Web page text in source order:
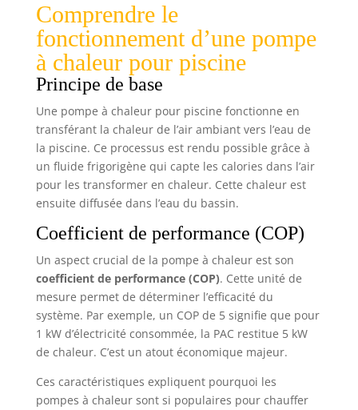
Comprendre le
fonctionnement d’une pompe
à chaleur pour piscine
Principe de base
Une pompe à chaleur pour piscine fonctionne en
transférant la chaleur de l’air ambiant vers l’eau de
la piscine. Ce processus est rendu possible grâce à
un fluide frigorigène qui capte les calories dans l’air
pour les transformer en chaleur. Cette chaleur est
ensuite diffusée dans l’eau du bassin.
Coefficient de performance (COP)
Un aspect crucial de la pompe à chaleur est son
coefficient de performance (COP). Cette unité de
mesure permet de déterminer l’efficacité du
système. Par exemple, un COP de 5 signifie que pour
1 kW d’électricité consommée, la PAC restitue 5 kW
de chaleur. C’est un atout économique majeur.
Ces caractéristiques expliquent pourquoi les
pompes à chaleur sont si populaires pour chauffer